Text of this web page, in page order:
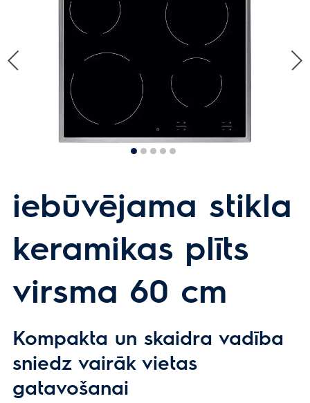
iebūvējama stikla
keramikas plīts
virsma 60 cm
Kompakta un skaidra vadība
sniedz vairāk vietas
gatavošanai